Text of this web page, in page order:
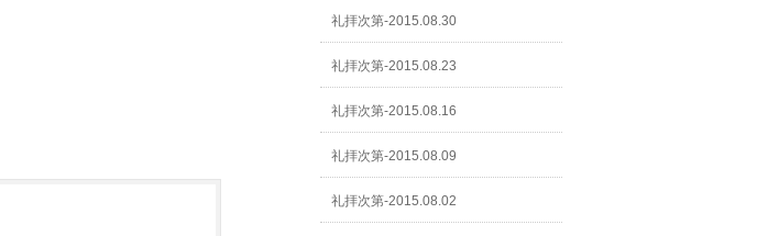
礼拝次第-2015.08.30
礼拝次第-2015.08.23
礼拝次第-2015.08.16
礼拝次第-2015.08.09
礼拝次第-2015.08.02